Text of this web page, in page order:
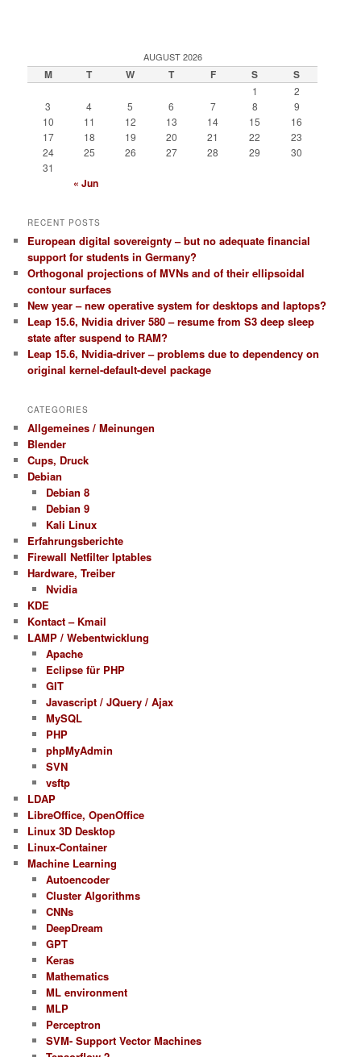
AUGUST 2026
M T W T F S S
1
2
3
4 5 6 7 8
9
10
11 12 13 14 15
16
17
18 19 20 21 22
23
24
25 26 27 28 29
30
31
« Jun
RECENT POSTS
European digital sovereignty – but no adequate financial
support for students in Germany?
Orthogonal projections of MVNs and of their ellipsoidal
contour surfaces
New year – new operative system for desktops and laptops?
Leap 15.6, Nvidia driver 580 – resume from S3 deep sleep
state after suspend to RAM?
Leap 15.6, Nvidia-driver – problems due to dependency on
original kernel-default-devel package
CATEGORIES
Allgemeines / Meinungen
Blender
Cups, Druck
Debian
Debian 8
Debian 9
Kali Linux
Erfahrungsberichte
Firewall Netfilter Iptables
Hardware, Treiber
Nvidia
KDE
Kontact – Kmail
LAMP / Webentwicklung
Apache
Eclipse für PHP
GIT
Javascript / JQuery / Ajax
MySQL
PHP
phpMyAdmin
SVN
vsftp
LDAP
LibreOffice, OpenOffice
Linux 3D Desktop
Linux-Container
Machine Learning
Autoencoder
Cluster Algorithms
CNNs
DeepDream
GPT
Keras
Mathematics
ML environment
MLP
Perceptron
SVM- Support Vector Machines